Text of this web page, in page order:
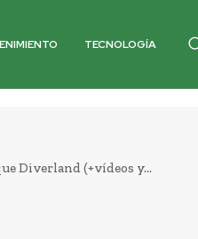
TECNOLOGÍA
Diverland (+vídeos y...